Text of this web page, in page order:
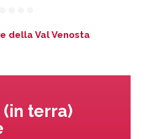
della Val Venosta
(in terra)